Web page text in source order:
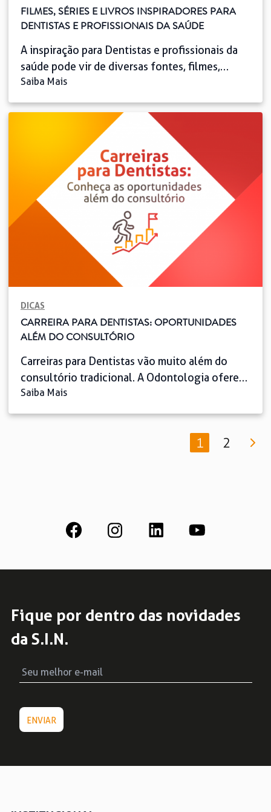
FILMES, SÉRIES E LIVROS INSPIRADORES PARA
DENTISTAS E PROFISSIONAIS DA SAÚDE
A inspiração para Dentistas e profissionais da
saúde pode vir de diversas fontes, filmes,
séries e livros oferecem mais do que
ética, empatia e inovação. Obras que abordam
temas como superação, o cuidado com o
Paciente e os avanços na área da saúde podem
motivar e enriquecer a visão profissional. Para
Saiba Mais
DICAS
CARREIRA PARA DENTISTAS: OPORTUNIDADES
ALÉM DO CONSULTÓRIO
Carreiras para Dentistas vão muito além do
consultório tradicional. A Odontologia oferece
uma infinidade de oportunidades para
diversificação do mercado, Dentistas podem
Saiba Mais
1 2
Fique por dentro das novidades
da S.I.N.